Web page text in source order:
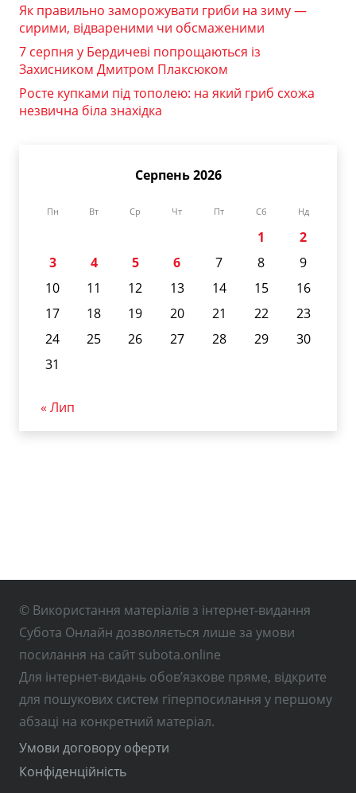
Як правильно заморожувати гриби на зиму —
сирими, відвареними чи обсмаженими
7 серпня у Бердичеві попрощаються із
Захисником Дмитром Плаксюком
Росте купками під тополею: на який гриб схожа
незвична біла знахідка
Серпень 2026
Пн Вт Ср Чт Пт Сб Нд
1
2
3
4 5 6 7 8
9
10
11 12 13 14 15
16
17
18 19 20 21 22
23
24
25 26 27 28 29
30
31
« Лип
© Використання матеріалів з інтернет-видання
Субота Онлайн дозволяється лише за умови
посилання на сайт subota.online
Для інтернет-видань обов’язкове пряме, відкрите
для пошукових систем гіперпосилання у першому
абзаці на конкретний матеріал.
Умови договору оферти
Конфіденційність